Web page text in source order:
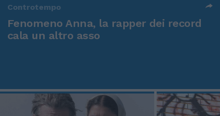
Controtempo
Fenomeno Anna, la rapper dei record
cala un altro asso